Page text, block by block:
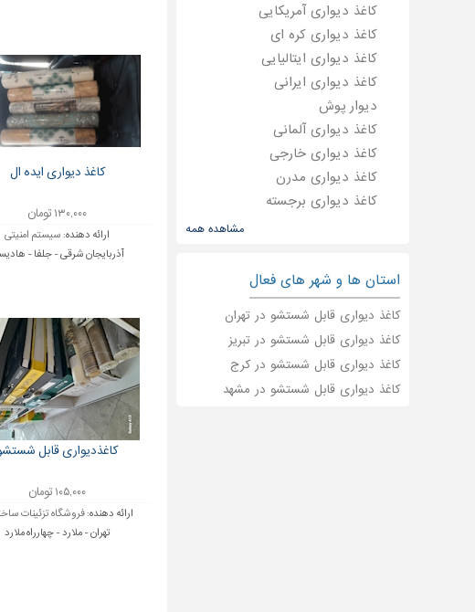
کاغذ دیواری ایده ال
۱۳۰,۰۰۰ تومان
ارائه دهنده: سیستم امنیتی
آذربایجان شرقی - جلفا -
کاغذدیواری قابل
۱۰۵,۰۰۰ تومان
ارائه دهنده:فروشگاه تزئینات
تهران - ملارد - چهارراه ملارد
کاغذ دیواری آمریکایی
کاغذ دیواری کره ای
کاغذ دیواری ایتالیایی
کاغذ دیواری ایرانی
دیوار پوش
کاغذ دیواری آلمانی
کاغذ دیواری خارجی
کاغذ دیواری مدرن
کاغذ دیواری برجسته
پوستر دیواری
استیکر دیواری
کمد دیواری
چراغ دیواری
ساعت دیواری
شومینه دیواری
مشاهده همه
استان ها و شهر های فعال
کاغذ دیواری قابل شستشو در تهران
کاغذ دیواری قابل شستشو در تبریز
کاغذ دیواری قابل شستشو در کرج
کاغذ دیواری قابل شستشو در مشهد